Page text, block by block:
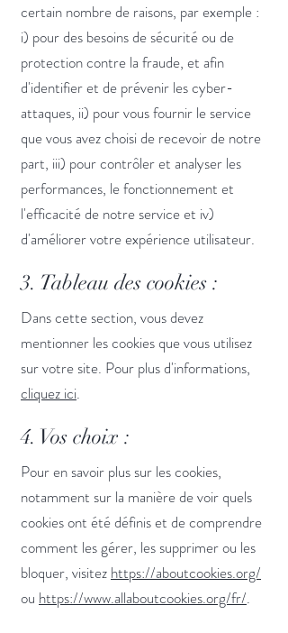
certain nombre de raisons, par exemple :
i) pour des besoins de sécurité ou de
protection contre la fraude, et afin
d'identifier et de prévenir les cyber-
attaques, ii) pour vous fournir le service
que vous avez choisi de recevoir de notre
part, iii) pour contrôler et analyser les
performances, le fonctionnement et
l'efficacité de notre service et iv)
d'améliorer votre expérience utilisateur.
3. Tableau des cookies :
Dans cette section, vous devez
mentionner les cookies que vous utilisez
sur votre site. Pour plus d'informations,
cliquez ici.
4. Vos choix :
Pour en savoir plus sur les cookies,
notamment sur la manière de voir quels
cookies ont été définis et de comprendre
comment les gérer, les supprimer ou les
bloquer, visitez https://aboutcookies.org/
ou https://www.allaboutcookies.org/fr/.